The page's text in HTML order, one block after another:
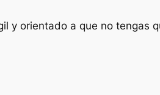
y orientado a que no tengas